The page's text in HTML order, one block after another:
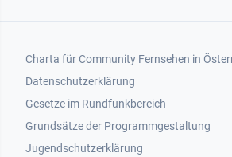
Footer 1
Charta für Community Fernsehen in
Datenschutzerklärung
Gesetze im Rundfunkbereich
Grundsätze der Programmgestaltung
Jugendschutzerklärung